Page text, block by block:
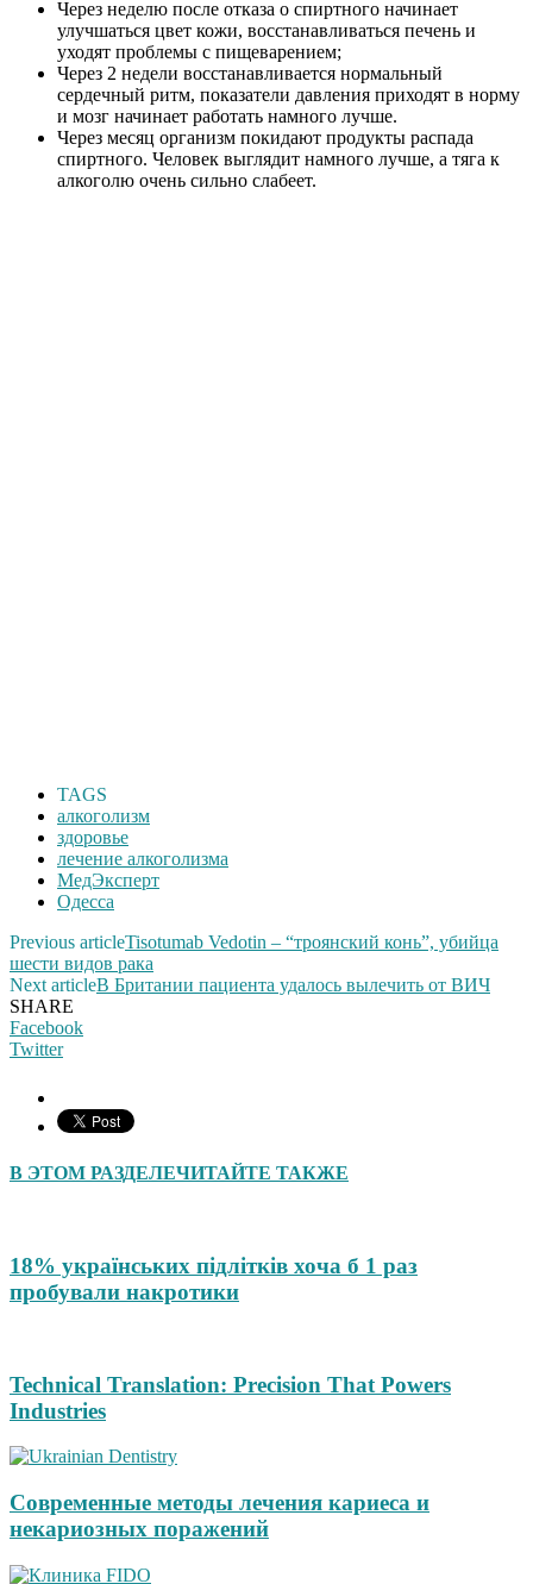
Через неделю после отказа о спиртного начинает
улучшаться цвет кожи, восстанавливаться печень и
уходят проблемы с пищеварением;
Через 2 недели восстанавливается нормальный
сердечный ритм, показатели давления приходят в норму
и мозг начинает работать намного лучше.
Через месяц организм покидают продукты распада
спиртного. Человек выглядит намного лучше, а тяга к
алкоголю очень сильно слабеет.
TAGS
алкоголизм
здоровье
лечение алкоголизма
МедЭксперт
Одесса
Previous articleTisotumab Vedotin – “троянский конь”, убийца
шести видов рака
Next articleВ Британии пациента удалось вылечить от ВИЧ
SHARE
Facebook
Twitter
В ЭТОМ РАЗДЕЛЕЧИТАЙТЕ ТАКЖЕ
18% українських підлітків хоча б 1 раз
пробували накротики
Technical Translation: Precision That Powers
Industries
Современные методы лечения кариеса и
некариозных поражений